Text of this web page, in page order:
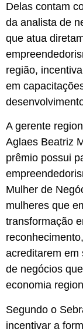
Delas contam
da analista de
que atua
região,
em
A gerente
Aglaes Beatriz
prêmio possui
Mulher de
mulheres que
transformação
acreditarem em
de negócios
economia
Segundo o
incentivar a